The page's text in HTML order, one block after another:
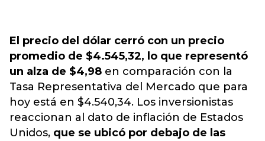
El precio del dólar cerró con un precio
promedio de $4.545,32, lo que representó
un alza de $4,98 en comparación con la
Tasa Representativa del Mercado que para
hoy está en $4.540,34. Los inversionistas
reaccionan al dato de inflación de Estados
Unidos, que se ubicó por debajo de las